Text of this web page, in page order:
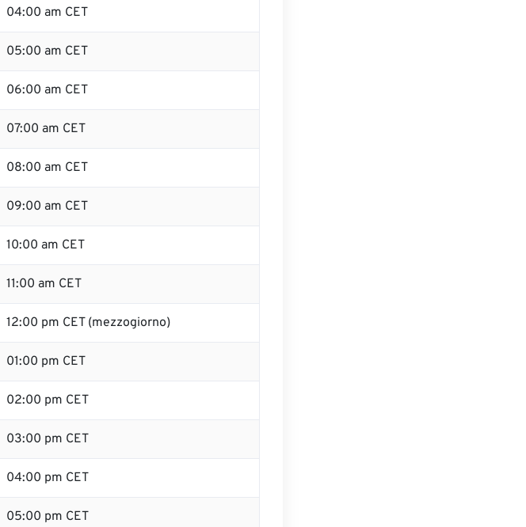
04:00 am CET
05:00 am CET
06:00 am CET
07:00 am CET
08:00 am CET
09:00 am CET
10:00 am CET
11:00 am CET
12:00 pm CET (mezzogiorno)
01:00 pm CET
02:00 pm CET
03:00 pm CET
04:00 pm CET
05:00 pm CET